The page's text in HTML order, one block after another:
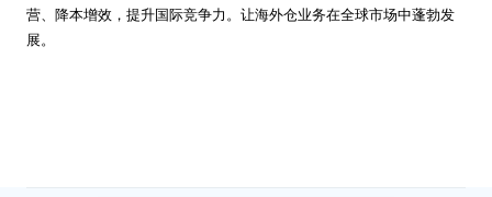
营、降本增效，提升国际竞争力。让海外仓业务在全球市场中蓬勃发
展。